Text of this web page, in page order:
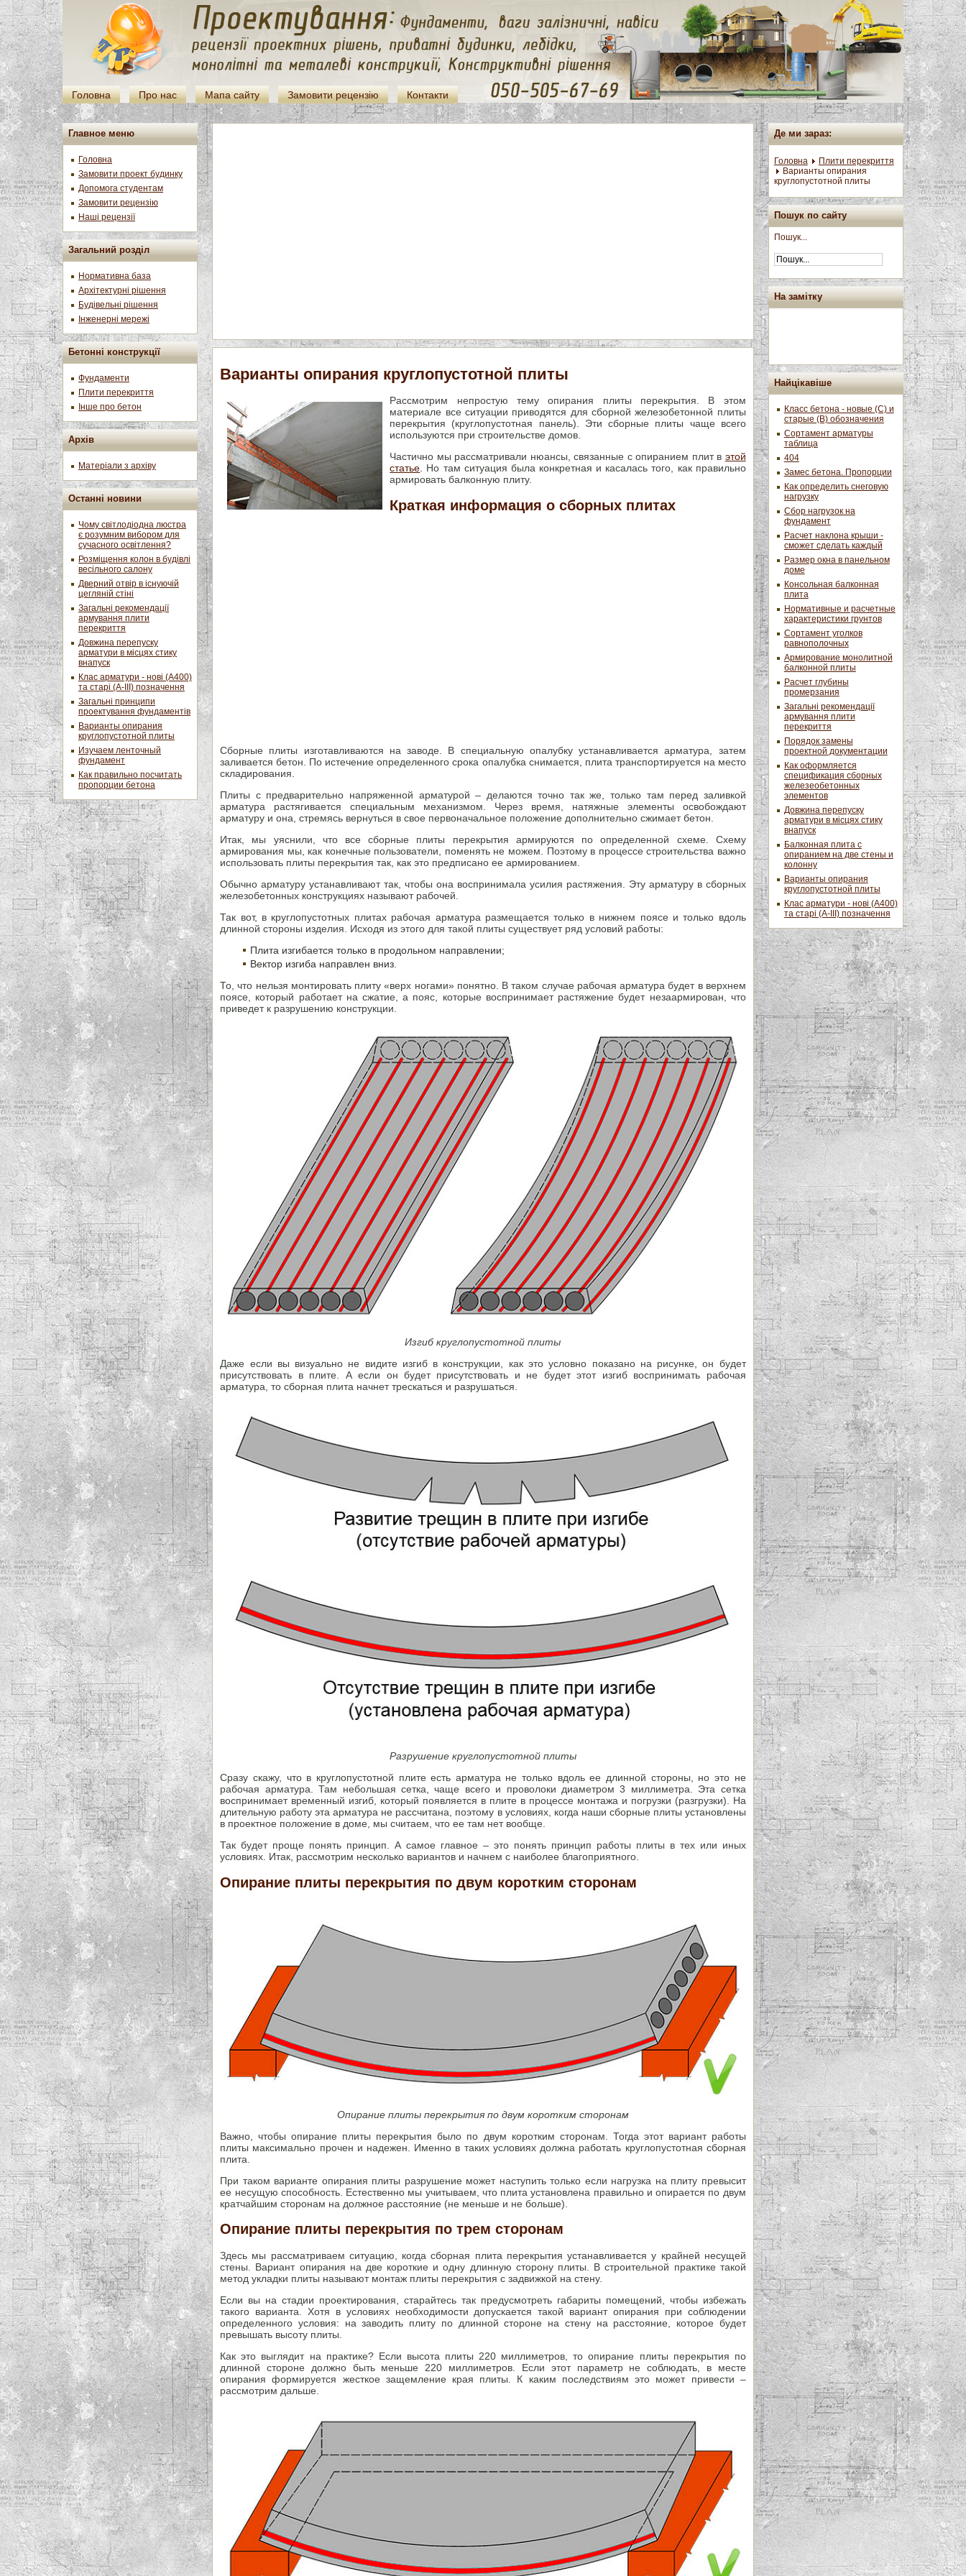
Головна Про нас Мапа сайту Замовити рецензію Контакти
Варианты опирания круглопустотной плиты
Рассмотрим непростую тему опирания плиты перекрытия. В этом
материале все ситуации приводятся для сборной железобетонной плиты
перекрытия (круглопустотная панель). Эти сборные плиты чаще всего
используются при строительстве домов.
Частично мы рассматривали нюансы, связанные с опиранием плит в этой
статье . Но там ситуация была конкретная и касалась того, как правильно
армировать балконную плиту.
Краткая информация о сборных плитах
Сборные плиты изготавливаются на заводе. В специальную опалубку устанавливается арматура, затем
заливается бетон. По истечение определенного срока опалубка снимается, плита транспортируется на место
складирования.
Плиты с предварительно напряженной арматурой – делаются точно так же, только там перед заливкой
арматура растягивается специальным механизмом. Через время, натяжные элементы освобождают
арматуру и она, стремясь вернуться в свое первоначальное положение дополнительно сжимает бетон.
Итак, мы уяснили, что все сборные плиты перекрытия армируются по определенной схеме. Схему
армирования мы, как конечные пользователи, поменять не можем. Поэтому в процессе строительства важно
использовать плиты перекрытия так, как это предписано ее армированием.
Обычно арматуру устанавливают так, чтобы она воспринимала усилия растяжения. Эту арматуру в сборных
железобетонных конструкциях называют рабочей.
Так вот, в круглопустотных плитах рабочая арматура размещается только в нижнем поясе и только вдоль
длинной стороны изделия. Исходя из этого для такой плиты существует ряд условий работы:
Плита изгибается только в продольном направлении;
Вектор изгиба направлен вниз.
То, что нельзя монтировать плиту «верх ногами» понятно. В таком случае рабочая арматура будет в верхнем
поясе, который работает на сжатие, а пояс, которые воспринимает растяжение будет незаармирован, что
приведет к разрушению конструкции.
Изгиб круглопустотной плиты
Даже если вы визуально не видите изгиб в конструкции, как это условно показано на рисунке, он будет
присутствовать в плите. А если он будет присутствовать и не будет этот изгиб воспринимать рабочая
арматура, то сборная плита начнет трескаться и разрушаться.
Разрушение круглопустотной плиты
Сразу скажу, что в круглопустотной плите есть арматура не только вдоль ее длинной стороны, но это не
рабочая арматура. Там небольшая сетка, чаще всего и проволоки диаметром 3 миллиметра. Эта сетка
воспринимает временный изгиб, который появляется в плите в процессе монтажа и погрузки (разгрузки). На
длительную работу эта арматура не рассчитана, поэтому в условиях, когда наши сборные плиты установлены
в проектное положение в доме, мы считаем, что ее там нет вообще.
Так будет проще понять принцип. А самое главное – это понять принцип работы плиты в тех или иных
условиях. Итак, рассмотрим несколько вариантов и начнем с наиболее благоприятного.
Опирание плиты перекрытия по двум коротким сторонам
Опирание плиты перекрытия по двум коротким сторонам
Важно, чтобы опирание плиты перекрытия было по двум коротким сторонам. Тогда этот вариант работы
плиты максимально прочен и надежен. Именно в таких условиях должна работать круглопустотная сборная
плита.
При таком варианте опирания плиты разрушение может наступить только если нагрузка на плиту превысит
ее несущую способность. Естественно мы учитываем, что плита установлена правильно и опирается по двум
кратчайшим сторонам на должное расстояние (не меньше и не больше).
Опирание плиты перекрытия по трем сторонам
Здесь мы рассматриваем ситуацию, когда сборная плита перекрытия устанавливается у крайней несущей
стены. Вариант опирания на две короткие и одну длинную сторону плиты. В строительной практике такой
метод укладки плиты называют монтаж плиты перекрытия с задвижкой на стену.
Если вы на стадии проектирования, старайтесь так предусмотреть габариты помещений, чтобы избежать
такого варианта. Хотя в условиях необходимости допускается такой вариант опирания при соблюдении
определенного условия: на заводить плиту по длинной стороне на стену на расстояние, которое будет
превышать высоту плиты.
Как это выглядит на практике? Если высота плиты 220 миллиметров, то опирание плиты перекрытия по
длинной стороне должно быть меньше 220 миллиметров. Если этот параметр не соблюдать, в месте
опирания формируется жесткое защемление края плиты. К каким последствиям это может привести –
рассмотрим дальше.
Главное меню
Головна
Замовити проект будинку
Допомога студентам
Замовити рецензію
Наші рецензії
Загальний розділ
Нормативна база
Архітектурні рішення
Будівельні рішення
Інженерні мережі
Бетонні конструкції
Фундаменти
Плити перекриття
Інше про бетон
Архів
Матеріали з архіву
Останні новини
Чому світлодіодна люстра
є розумним вибором для
сучасного освітлення?
Розміщення колон в будівлі
весільного салону
Дверний отвір в існуючій
цегляній стіні
Загальні рекомендації
армування плити
перекриття
Довжина перепуску
арматури в місцях стику
внапуск
Клас арматури - нові (А400)
та старі (А-ІІІ) позначення
Загальні принципи
проектування фундаментів
Варианты опирания
круглопустотной плиты
Изучаем ленточный
фундамент
Как правильно посчитать
пропорции бетона
Де ми зараз:
Головна
Плити перекриття
Варианты опирания
круглопустотной плиты
Пошук по сайту
Пошук...
На замітку
Найцікавіше
Класс бетона - новые (С) и
старые (В) обозначения
Сортамент арматуры
таблица
404
Замес бетона. Пропорции
Как определить снеговую
нагрузку
Сбор нагрузок на
фундамент
Расчет наклона крыши -
сможет сделать каждый
Размер окна в панельном
доме
Консольная балконная
плита
Нормативные и расчетные
характеристики грунтов
Сортамент уголков
равнополочных
Армирование монолитной
балконной плиты
Расчет глубины
промерзания
Загальні рекомендації
армування плити
перекриття
Порядок замены
проектной документации
Как оформляется
спецификация сборных
железеобетонных
элементов
Довжина перепуску
арматури в місцях стику
внапуск
Балконная плита с
опиранием на две стены и
колонну
Варианты опирания
круглопустотной плиты
Клас арматури - нові (А400)
та старі (А-ІІІ) позначення